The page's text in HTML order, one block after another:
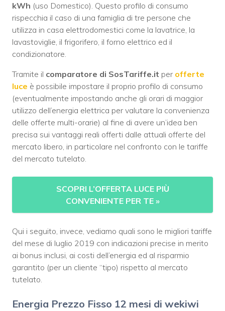
kWh (uso Domestico). Questo profilo di consumo
rispecchia il caso di una famiglia di tre persone che
utilizza in casa elettrodomestici come la lavatrice, la
lavastoviglie, il frigorifero, il forno elettrico ed il
condizionatore.
Tramite il comparatore di SosTariffe.it per offerte
luce è possibile impostare il proprio profilo di consumo
(eventualmente impostando anche gli orari di maggior
utilizzo dell’energia elettrica per valutare la convenienza
delle offerte multi-orarie) al fine di avere un’idea ben
precisa sui vantaggi reali offerti dalle attuali offerte del
mercato libero, in particolare nel confronto con le tariffe
del mercato tutelato.
SCOPRI L’OFFERTA LUCE PIÙ
CONVENIENTE PER TE »
Qui i seguito, invece, vediamo quali sono le migliori tariffe
del mese di luglio 2019 con indicazioni precise in merito
ai bonus inclusi, ai costi dell’energia ed al risparmio
garantito (per un cliente “tipo) rispetto al mercato
tutelato.
Energia Prezzo Fisso 12 mesi di wekiwi